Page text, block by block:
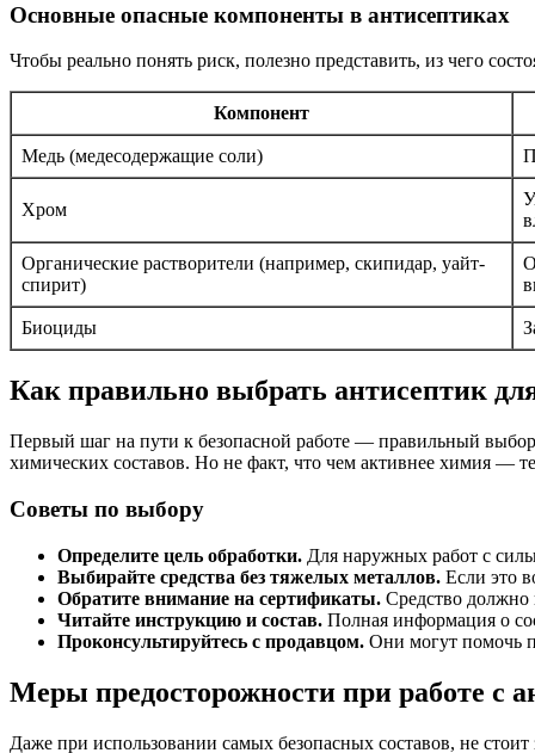
Основные опасные компоненты в антисептиках
Чтобы реально понять риск, полезно представить, из чего
Компонент
Медь (медесодержащие соли)
Хром
Органические растворители (например, скипидар, уайт-
спирит)
Биоциды
Как правильно выбрать антисептик
Первый шаг на пути к безопасной работе — правильный
химических составов. Но не факт, что чем активнее химия —
Советы по выбору
Определите цель обработки. Для наружных работ с
Выбирайте средства без тяжелых металлов. Если это
Обратите внимание на сертификаты. Средство должно
Читайте инструкцию и состав. Полная информация о
Проконсультируйтесь с продавцом. Они могут помочь
Меры предосторожности при работе с
Даже при использовании самых безопасных составов, не